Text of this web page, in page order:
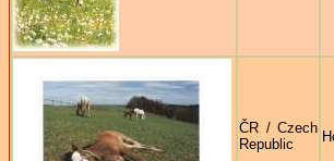
ČR / Czech
Republic